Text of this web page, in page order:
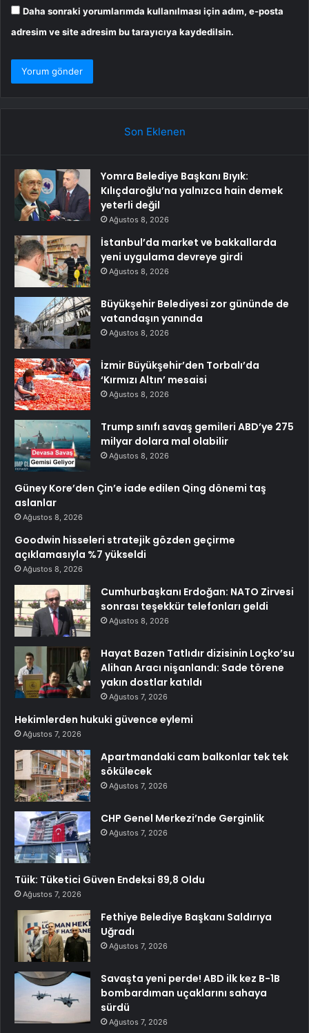
Daha sonraki yorumlarımda kullanılması için adım, e-posta
adresim ve site adresim bu tarayıcıya kaydedilsin.
Son Eklenen
Yomra Belediye Başkanı Bıyık:
Kılıçdaroğlu’na yalnızca hain demek
yeterli değil
Ağustos 8, 2026
İstanbul’da market ve bakkallarda
yeni uygulama devreye girdi
Ağustos 8, 2026
Büyükşehir Belediyesi zor gününde de
vatandaşın yanında
Ağustos 8, 2026
İzmir Büyükşehir’den Torbalı’da
‘Kırmızı Altın’ mesaisi
Ağustos 8, 2026
Trump sınıfı savaş gemileri ABD’ye 275
milyar dolara mal olabilir
Ağustos 8, 2026
Güney Kore’den Çin’e iade edilen Qing dönemi taş
aslanlar
Ağustos 8, 2026
Goodwin hisseleri stratejik gözden geçirme
açıklamasıyla %7 yükseldi
Ağustos 8, 2026
Cumhurbaşkanı Erdoğan: NATO Zirvesi
sonrası teşekkür telefonları geldi
Ağustos 8, 2026
Hayat Bazen Tatlıdır dizisinin Loçko’su
Alihan Aracı nişanlandı: Sade törene
yakın dostlar katıldı
Ağustos 7, 2026
Hekimlerden hukuki güvence eylemi
Ağustos 7, 2026
Apartmandaki cam balkonlar tek tek
sökülecek
Ağustos 7, 2026
CHP Genel Merkezi’nde Gerginlik
Ağustos 7, 2026
Tüik: Tüketici Güven Endeksi 89,8 Oldu
Ağustos 7, 2026
Fethiye Belediye Başkanı Saldırıya
Uğradı
Ağustos 7, 2026
Savaşta yeni perde! ABD ilk kez B-1B
bombardıman uçaklarını sahaya
sürdü
Ağustos 7, 2026